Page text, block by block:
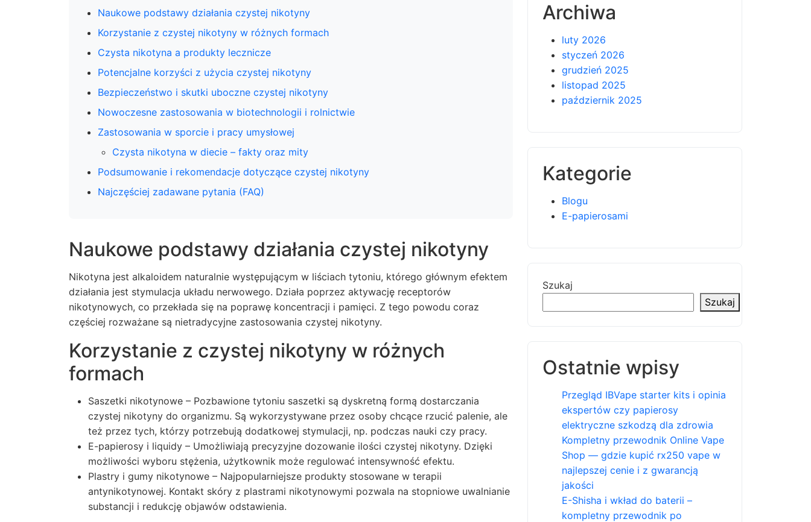
Naukowe podstawy działania czystej nikotyny
Korzystanie z czystej nikotyny w różnych formach
Czysta nikotyna a produkty lecznicze
Potencjalne korzyści z użycia czystej nikotyny
Bezpieczeństwo i skutki uboczne czystej nikotyny
Nowoczesne zastosowania w biotechnologii i rolnictwie
Zastosowania w sporcie i pracy umysłowej
Czysta nikotyna w diecie – fakty oraz mity
Podsumowanie i rekomendacje dotyczące czystej nikotyny
Najczęściej zadawane pytania (FAQ)
Naukowe podstawy działania czystej nikotyny
Nikotyna jest alkaloidem naturalnie występującym w liściach tytoniu, którego głównym efektem
działania jest stymulacja układu nerwowego. Działa poprzez aktywację receptorów
nikotynowych, co przekłada się na poprawę koncentracji i pamięci. Z tego powodu coraz
częściej rozważane są nietradycyjne zastosowania czystej nikotyny.
Korzystanie z czystej nikotyny w różnych
formach
Saszetki nikotynowe – Pozbawione tytoniu saszetki są dyskretną formą dostarczania
czystej nikotyny do organizmu. Są wykorzystywane przez osoby chcące rzucić palenie, ale
też przez tych, którzy potrzebują dodatkowej stymulacji, np. podczas nauki czy pracy.
E-papierosy i liquidy – Umożliwiają precyzyjne dozowanie ilości czystej nikotyny. Dzięki
możliwości wyboru stężenia, użytkownik może regulować intensywność efektu.
Plastry i gumy nikotynowe – Najpopularniejsze produkty stosowane w terapii
antynikotynowej. Kontakt skóry z plastrami nikotynowymi pozwala na stopniowe uwalnianie
substancji i redukcję objawów odstawienia.
Archiwa
luty 2026
styczeń 2026
grudzień 2025
listopad 2025
październik 2025
Kategorie
Blogu
E-papierosami
Szukaj
Szukaj
Ostatnie wpisy
Przegląd IBVape starter kits i opinia
ekspertów czy papierosy
elektryczne szkodzą dla zdrowia
Kompletny przewodnik Online Vape
Shop — gdzie kupić rx250 vape w
najlepszej cenie i z gwarancją
jakości
E-Shisha i wkład do baterii –
kompletny przewodnik po